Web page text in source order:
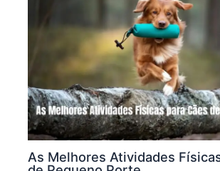
As Melhores Atividades